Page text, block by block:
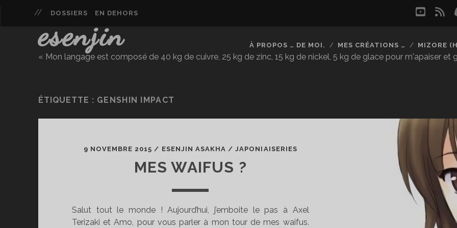
DOSSIERS EN DEHORS
esenjin
« Mon langage est composé de 40 kg de cuivre, 25 kg de zinc, 15 kg de nickel, 5 kg de glace pour m'apaiser et
À PROPOS … DE MOI. MES CRÉATIONS … MIZORE
ÉTIQUETTE : GENSHIN IMPACT
9 NOVEMBRE 2015 / ESENJIN ASAKHA /JAPONIAISERIES
MES WAIFUS ?
Salut tout le monde ! Aujourd’hui, j’emboite le pas à Axel
Terizaki et Amo, pour vous parler à mon tour de mes waifus.